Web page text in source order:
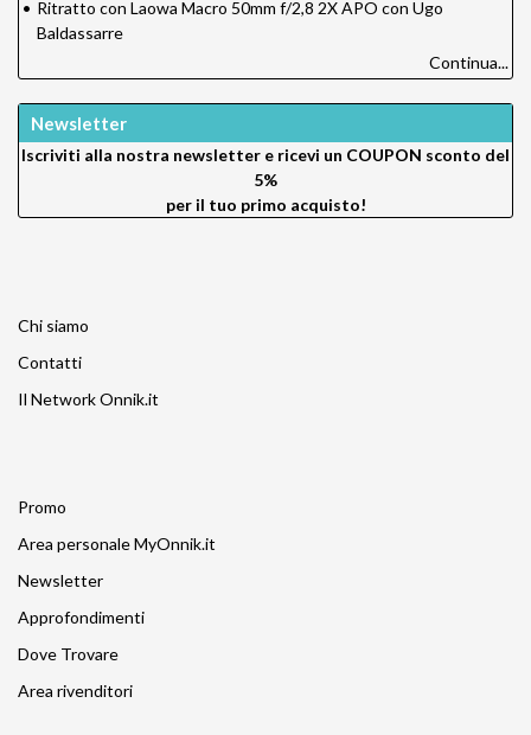
• Ritratto con Laowa Macro 50mm f/2,8 2X APO con Ugo
Baldassarre
Continua...
Newsletter
Iscriviti alla nostra newsletter e ricevi un COUPON sconto del
5%
per il tuo primo acquisto!
Chi siamo
Contatti
Il Network Onnik.it
Promo
Area personale MyOnnik.it
Newsletter
Approfondimenti
Dove Trovare
Area rivenditori